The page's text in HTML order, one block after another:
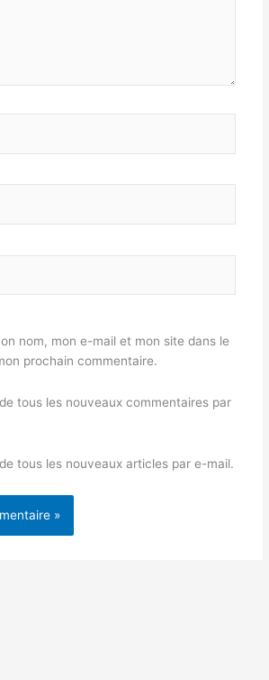
nom, mon e-mail et mon site dans le
prochain commentaire.
tous les nouveaux commentaires par
tous les nouveaux articles par e-mail.